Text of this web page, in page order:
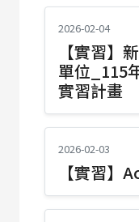
2026-02-04
【實習】
單位_115
實習計畫
2026-02-03
【實習】